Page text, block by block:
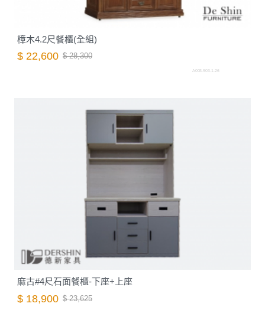
樟木4.2尺餐櫃(全組)
$ 22,600 $ 28,300
A003.903-1.26
麻古#4尺石面餐櫃-下座+上座
$ 18,900 $ 23,625